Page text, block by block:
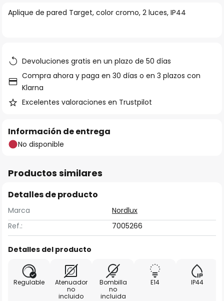
galería
Aplique de pared Target, color cromo, 2 luces, IP44
Devoluciones gratis en un plazo de 50 días
Compra ahora y paga en 30 días o en 3 plazos con
Klarna
Excelentes valoraciones en Trustpilot
Información de entrega
No disponible
Productos similares
Detalles de producto
Marca
Nordlux
Ref.:
7005266
Detalles del producto
Regulable
Atenuador
no
incluido
Bombilla
no
incluida
E14 IP44